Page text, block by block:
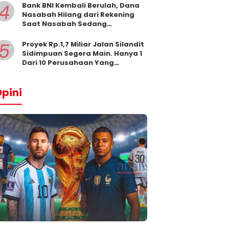
Bank BNI Kembali Berulah, Dana
Nasabah Hilang dari Rekening
Saat Nasabah Sedang
Proyek Rp.1,7 Miliar Jalan Silandit
Sidimpuan Segera Main. Hanya 1
Dari 10 Perusahaan Yang